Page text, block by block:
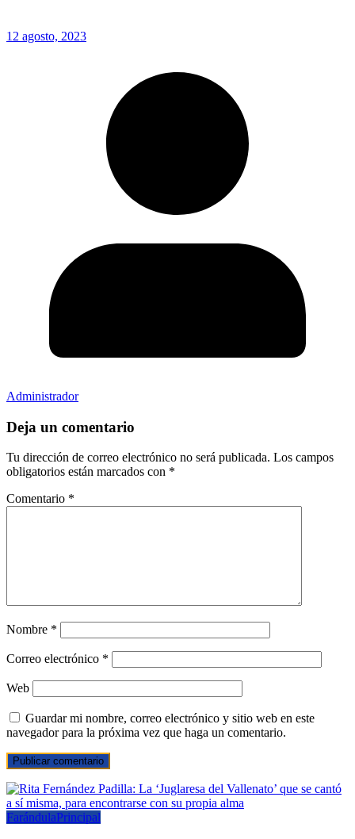
12 agosto, 2023
Administrador
Deja un comentario
Tu dirección de correo electrónico no será publicada. Los campos
obligatorios están marcados con *
Comentario *
Nombre *
Correo electrónico *
Web
Guardar mi nombre, correo electrónico y sitio web en este
navegador para la próxima vez que haga un comentario.
FarándulaPrincipal